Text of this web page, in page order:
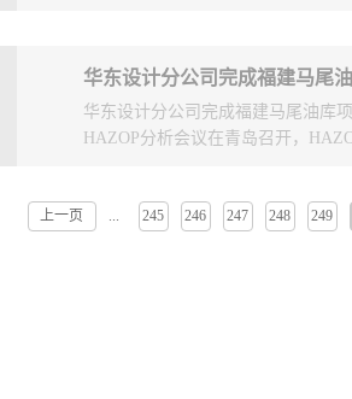
分公司履约能力和履约意愿的高度
合作和市场开发具有重要意义。企
发。该证书是对企业的偿债能力、
标尺；该证书由信用评估机构对征
并公示无异议后，一次性通过中国
华东设计分公司完成福建马尾
华东设计分公司完成福建马尾油库
HAZOP分析会议在青岛召开，
全环保组设计人员独立承担。福建
上一页 ... 245 246 247 248 249